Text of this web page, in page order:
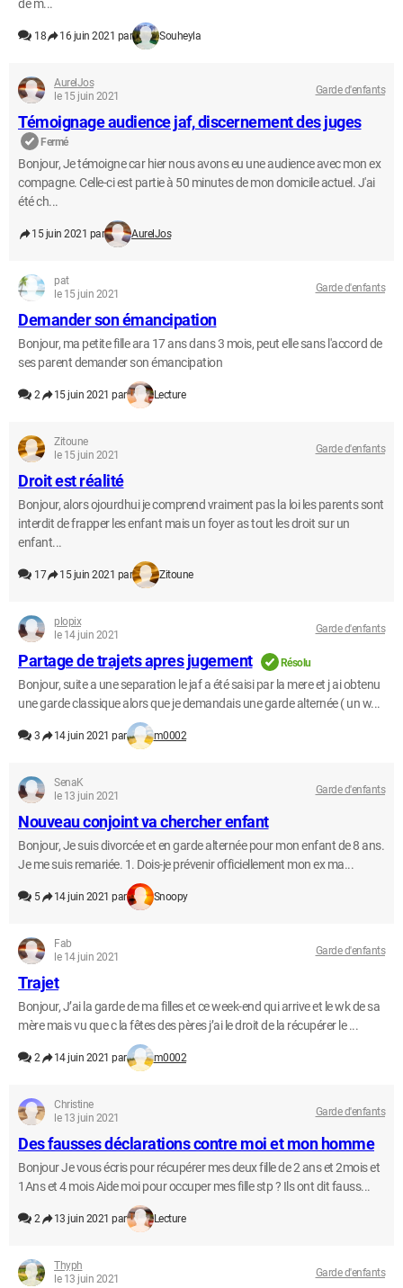
de m...
18 16 juin 2021 par Souheyla
AurelJos
le 15 juin 2021
Garde d'enfants
Témoignage audience jaf, discernement des juges
Fermé
Bonjour, Je témoigne car hier nous avons eu une audience avec mon ex
compagne. Celle-ci est partie à 50 minutes de mon domicile actuel. J'ai
été ch...
15 juin 2021 par AurelJos
pat
le 15 juin 2021
Garde d'enfants
Demander son émancipation
Bonjour, ma petite fille ara 17 ans dans 3 mois, peut elle sans l'accord de
ses parent demander son émancipation
2 15 juin 2021 par Lecture
Zitoune
le 15 juin 2021
Garde d'enfants
Droit est réalité
Bonjour, alors ojourdhui je comprend vraiment pas la loi les parents sont
interdit de frapper les enfant mais un foyer as tout les droit sur un
enfant...
17 15 juin 2021 par Zitoune
plopix
le 14 juin 2021
Garde d'enfants
Partage de trajets apres jugement Résolu
Bonjour, suite a une separation le jaf a été saisi par la mere et j ai obtenu
une garde classique alors que je demandais une garde alternée ( un w...
3 14 juin 2021 par m0002
SenaK
le 13 juin 2021
Garde d'enfants
Nouveau conjoint va chercher enfant
Bonjour, Je suis divorcée et en garde alternée pour mon enfant de 8 ans.
Je me suis remariée. 1. Dois-je prévenir officiellement mon ex ma...
5 14 juin 2021 par Snoopy
Fab
le 14 juin 2021
Garde d'enfants
Trajet
Bonjour, J’ai la garde de ma filles et ce week-end qui arrive et le wk de sa
mère mais vu que c la fêtes des pères j’ai le droit de la récupérer le ...
2 14 juin 2021 par m0002
Christine
le 13 juin 2021
Garde d'enfants
Des fausses déclarations contre moi et mon homme
Bonjour Je vous écris pour récupérer mes deux fille de 2 ans et 2mois et
1Ans et 4 mois Aide moi pour occuper mes fille stp ? Ils ont dit fauss...
2 13 juin 2021 par Lecture
Thyph
le 13 juin 2021
Garde d'enfants